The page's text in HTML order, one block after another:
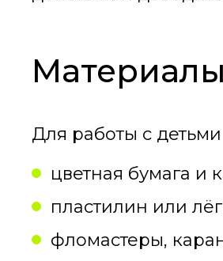
Для работы с
цветная бумага и
пластилин или
фломастеры,